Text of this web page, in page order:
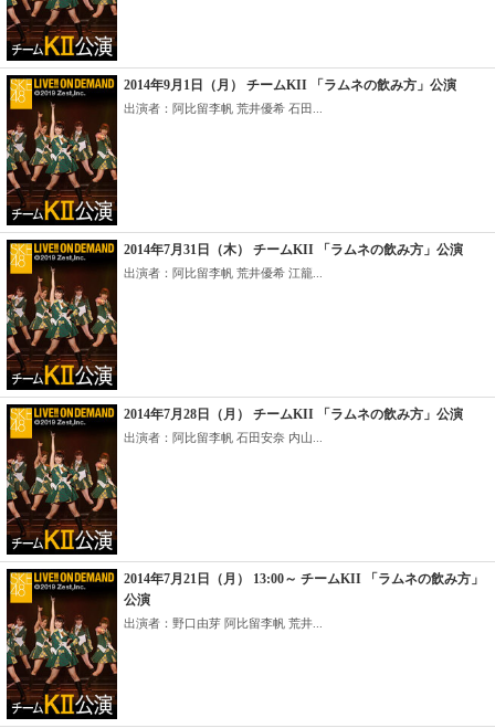
2014年9月1日（月） チームKII 「ラムネの飲み方」公演
出演者：阿比留李帆 荒井優希 石田...
2014年7月31日（木） チームKII 「ラムネの飲み方」公演
出演者：阿比留李帆 荒井優希 江籠...
2014年7月28日（月） チームKII 「ラムネの飲み方」公演
出演者：阿比留李帆 石田安奈 内山...
2014年7月21日（月） 13:00～ チームKII 「ラムネの飲み方」
公演
出演者：野口由芽 阿比留李帆 荒井...